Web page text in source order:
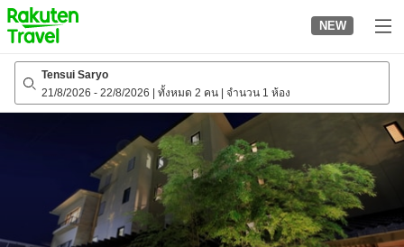
to
top
page
NEW
Tensui Saryo
21/8/2026 - 22/8/2026 ทั้งหมด 2 คน จำนวน 1 ห้อง